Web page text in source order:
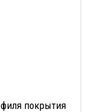
покрытия